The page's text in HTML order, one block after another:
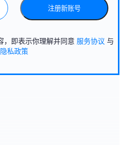
注册新账号
，即表示你理解并同意 服务协议 与
隐私政策